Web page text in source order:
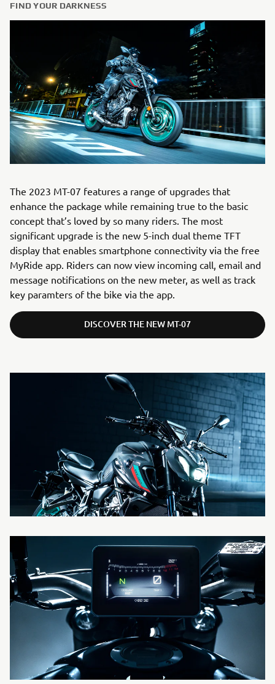
FIND YOUR DARKNESS
The 2023 MT-07 features a range of upgrades that
enhance the package while remaining true to the basic
concept that’s loved by so many riders. The most
significant upgrade is the new 5-inch dual theme TFT
display that enables smartphone connectivity via the free
MyRide app. Riders can now view incoming call, email and
message notifications on the new meter, as well as track
key paramters of the bike via the app.
DISCOVER THE NEW MT-07